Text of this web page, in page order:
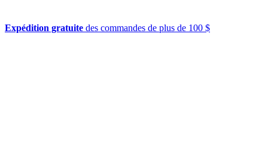
Expédition gratuite des commandes de plus de 100 $